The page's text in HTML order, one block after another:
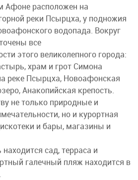
Афоне расположен на
реки Псырцха, у подножия
водопада. Вокруг
все
этого великолепного города:
храм и грот Симона
реке Псырцха, Новоафонская
Анакопийская крепость.
не только природные и
но и курортная
и бары, магазины и
сад, терраса и
галечный пляж находится в